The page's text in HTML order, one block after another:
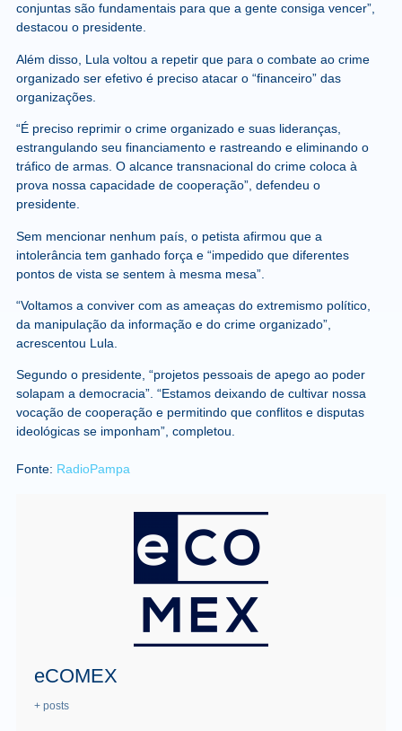
conjuntas são fundamentais para que a gente consiga vencer”,
destacou o presidente.
Além disso, Lula voltou a repetir que para o combate ao crime
organizado ser efetivo é preciso atacar o “financeiro” das
organizações.
“É preciso reprimir o crime organizado e suas lideranças,
estrangulando seu financiamento e rastreando e eliminando o
tráfico de armas. O alcance transnacional do crime coloca à
prova nossa capacidade de cooperação”, defendeu o
presidente.
Sem mencionar nenhum país, o petista afirmou que a
intolerância tem ganhado força e “impedido que diferentes
pontos de vista se sentem à mesma mesa”.
“Voltamos a conviver com as ameaças do extremismo político,
da manipulação da informação e do crime organizado”,
acrescentou Lula.
Segundo o presidente, “projetos pessoais de apego ao poder
solapam a democracia”. “Estamos deixando de cultivar nossa
vocação de cooperação e permitindo que conflitos e disputas
ideológicas se imponham”, completou.
Fonte: RadioPampa
eCOMEX
+ posts